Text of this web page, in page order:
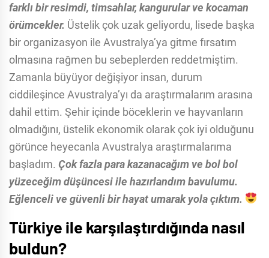
farklı bir resimdi, timsahlar, kangurular ve kocaman
örümcekler. Üstelik çok uzak geliyordu, lisede başka
bir organizasyon ile Avustralya’ya gitme fırsatım
olmasına rağmen bu sebeplerden reddetmiştim.
Zamanla büyüyor değişiyor insan, durum
ciddileşince Avustralya’yı da araştırmalarım arasına
dahil ettim. Şehir içinde böceklerin ve hayvanların
olmadığını, üstelik ekonomik olarak çok iyi olduğunu
görünce heyecanla Avustralya araştırmalarıma
başladım. Çok fazla para kazanacağım ve bol bol
yüzeceğim düşüncesi ile hazırlandım bavulumu.
Eğlenceli ve güvenli bir hayat umarak yola çıktım.
Türkiye ile karşılaştırdığında nasıl
buldun?